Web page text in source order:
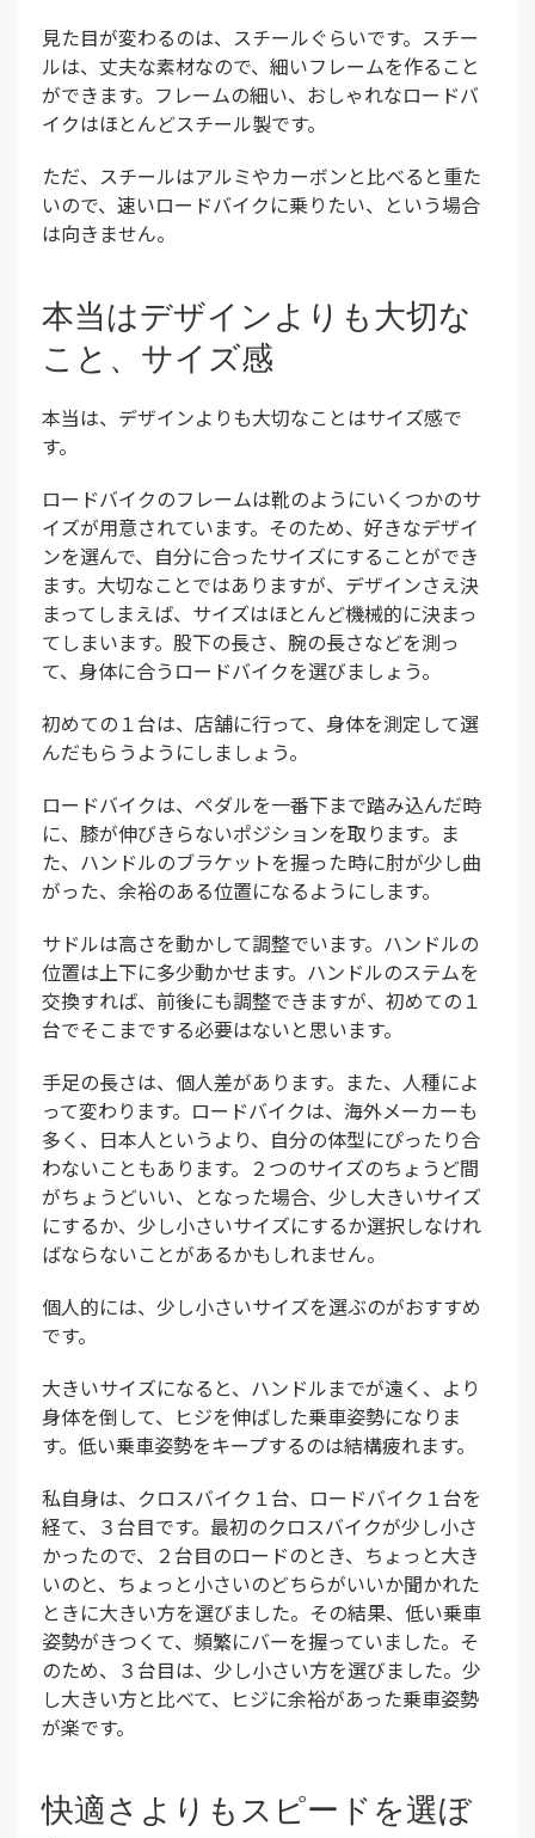
見た目が変わるのは、スチールぐらいです。スチー
ルは、丈夫な素材なので、細いフレームを作ること
ができます。フレームの細い、おしゃれなロードバ
イクはほとんどスチール製です。
ただ、スチールはアルミやカーボンと比べると重た
いので、速いロードバイクに乗りたい、という場合
は向きません。
本当はデザインよりも大切な
こと、サイズ感
本当は、デザインよりも大切なことはサイズ感で
す。
ロードバイクのフレームは靴のようにいくつかのサ
イズが用意されています。そのため、好きなデザイ
ンを選んで、自分に合ったサイズにすることができ
ます。大切なことではありますが、デザインさえ決
まってしまえば、サイズはほとんど機械的に決まっ
てしまいます。股下の長さ、腕の長さなどを測っ
て、身体に合うロードバイクを選びましょう。
初めての１台は、店舗に行って、身体を測定して選
んだもらうようにしましょう。
ロードバイクは、ペダルを一番下まで踏み込んだ時
に、膝が伸びきらないポジションを取ります。ま
た、ハンドルのブラケットを握った時に肘が少し曲
がった、余裕のある位置になるようにします。
サドルは高さを動かして調整でいます。ハンドルの
位置は上下に多少動かせます。ハンドルのステムを
交換すれば、前後にも調整できますが、初めての１
台でそこまでする必要はないと思います。
手足の長さは、個人差があります。また、人種によ
って変わります。ロードバイクは、海外メーカーも
多く、日本人というより、自分の体型にぴったり合
わないこともあります。２つのサイズのちょうど間
がちょうどいい、となった場合、少し大きいサイズ
にするか、少し小さいサイズにするか選択しなけれ
ばならないことがあるかもしれません。
個人的には、少し小さいサイズを選ぶのがおすすめ
です。
大きいサイズになると、ハンドルまでが遠く、より
身体を倒して、ヒジを伸ばした乗車姿勢になりま
す。低い乗車姿勢をキープするのは結構疲れます。
私自身は、クロスバイク１台、ロードバイク１台を
経て、３台目です。最初のクロスバイクが少し小さ
かったので、２台目のロードのとき、ちょっと大き
いのと、ちょっと小さいのどちらがいいか聞かれた
ときに大きい方を選びました。その結果、低い乗車
姿勢がきつくて、頻繁にバーを握っていました。そ
のため、３台目は、少し小さい方を選びました。少
し大きい方と比べて、ヒジに余裕があった乗車姿勢
が楽です。
快適さよりもスピードを選ぼ